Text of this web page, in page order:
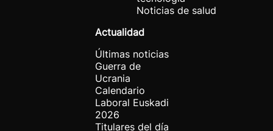
Noticias de salud
Actualidad
Últimas noticias
Guerra de
Ucrania
Calendario
Laboral Euskadi
2026
Titulares del día